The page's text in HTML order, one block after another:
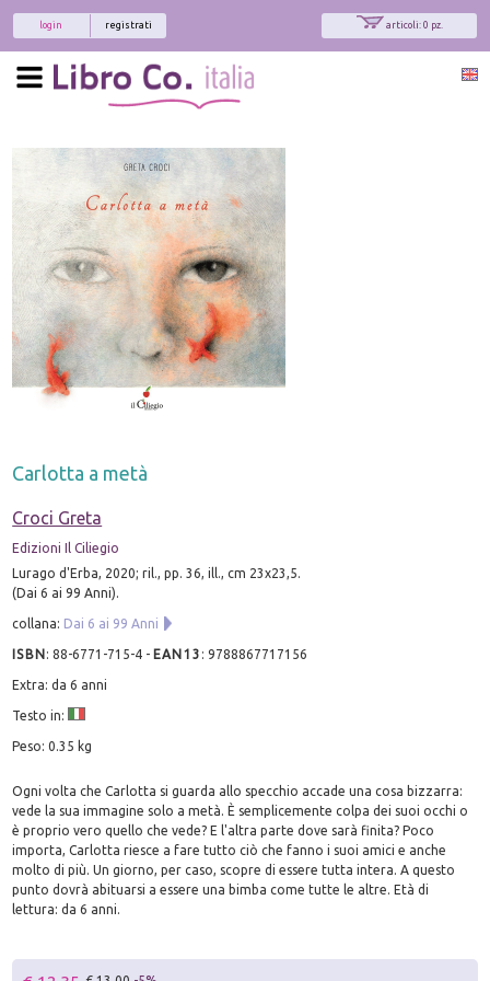
articoli: 0 pz.
registrati
login
Carlotta a metà
Croci Greta
Edizioni Il Ciliegio
Lurago d'Erba, 2020; ril., pp. 36, ill., cm 23x23,5.
(Dai 6 ai 99 Anni).
collana: Dai 6 ai 99 Anni
ISBN:88-6771-715-4 - EAN13 :9788867717156
Extra: da 6 anni
Testo in:
Peso: 0.35 kg
Ogni volta che Carlotta si guarda allo specchio accade una cosa bizzarra:
vede la sua immagine solo a metà. È semplicemente colpa dei suoi occhi o
è proprio vero quello che vede? E l'altra parte dove sarà finita? Poco
importa, Carlotta riesce a fare tutto ciò che fanno i suoi amici e anche
molto di più. Un giorno, per caso, scopre di essere tutta intera. A questo
punto dovrà abituarsi a essere una bimba come tutte le altre. Età di
lettura: da 6 anni.